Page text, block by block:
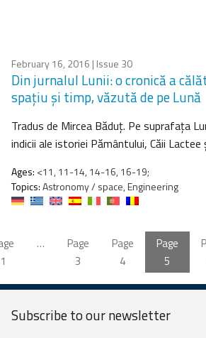
February 16, 2016 | Issue 30
Din jurnalul Lunii: o cronică a
spaţiu şi timp, văzută de pe Lună
Tradus de Mircea Băduţ. Pe suprafaţa
indicii ale istoriei Pământului, Căii Lactee
Ages: <11, 11-14, 14-16, 16-19;
Topics:Astronomy / space, Engineering
1
…
Page
3
Page
4
Page
5
Subscribe to ournewsletter